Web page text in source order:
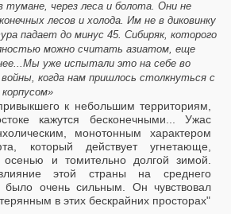
тумане, через леса и болота. Они не
лесов и холода. Им не в диковинку
падает до минус 45. Сибиряк, которого
можно считать азиатом, еще
уже испытали это на себе во
когда нам пришлось столкнуться с
к небольшим территориям,
кажутся бесконечными... Ужас
монотонным характером
который действует угнетающе,
и томительно долгой зимой.
влияние этой страны на среднего
было очень сильным. Он чувствовал
в этих бескрайних просторах"